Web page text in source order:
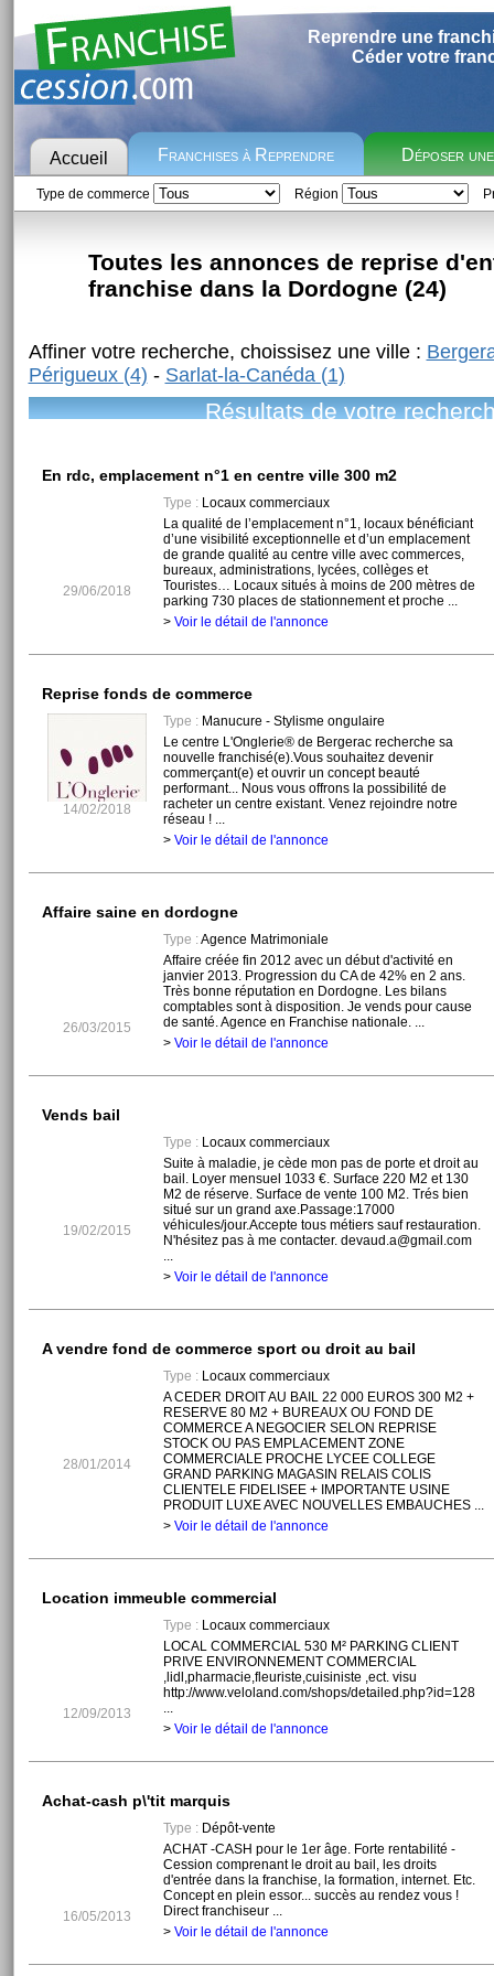
Reprendre une
Céder votre
Accueil Franchises à Reprendre Déposer
Type de commerce Région
Toutes les annonces de reprise
franchise dans la Dordogne (24)
Affiner votre recherche, choissisez une ville :
Périgueux (4) - Sarlat-la-Canéda (1)
Résultats de votre
En rdc, emplacement n°1 en centre ville 300 m2
29/06/2018
Type :Locaux commerciaux
La qualité de l’emplacement n°1, locaux bénéficiant
d’une visibilité exceptionnelle et d’un emplacement
de grande qualité au centre ville avec commerces,
bureaux, administrations, lycées, collèges et
Touristes… Locaux situés à moins de 200 mètres de
parking 730 places de stationnement et proche ...
> Voir le détail de l'annonce
Reprise fonds de commerce
14/02/2018
Type :Manucure - Stylisme ongulaire
Le centre L'Onglerie® de Bergerac recherche sa
nouvelle franchisé(e).Vous souhaitez devenir
commerçant(e) et ouvrir un concept beauté
performant... Nous vous offrons la possibilité de
racheter un centre existant. Venez rejoindre notre
réseau ! ...
> Voir le détail de l'annonce
Affaire saine en dordogne
26/03/2015
Type :Agence Matrimoniale
Affaire créée fin 2012 avec un début d'activité en
janvier 2013. Progression du CA de 42% en 2 ans.
Très bonne réputation en Dordogne. Les bilans
comptables sont à disposition. Je vends pour cause
de santé. Agence en Franchise nationale. ...
> Voir le détail de l'annonce
Vends bail
19/02/2015
Type :Locaux commerciaux
Suite à maladie, je cède mon pas de porte et droit au
bail. Loyer mensuel 1033 €. Surface 220 M2 et 130
M2 de réserve. Surface de vente 100 M2. Trés bien
situé sur un grand axe.Passage:17000
véhicules/jour.Accepte tous métiers sauf restauration.
N'hésitez pas à me contacter. devaud.a@gmail.com
...
> Voir le détail de l'annonce
A vendre fond de commerce sport ou droit au bail
28/01/2014
Type :Locaux commerciaux
A CEDER DROIT AU BAIL 22 000 EUROS 300 M2 +
RESERVE 80 M2 + BUREAUX OU FOND DE
COMMERCE A NEGOCIER SELON REPRISE
STOCK OU PAS EMPLACEMENT ZONE
COMMERCIALE PROCHE LYCEE COLLEGE
GRAND PARKING MAGASIN RELAIS COLIS
CLIENTELE FIDELISEE + IMPORTANTE USINE
PRODUIT LUXE AVEC NOUVELLES EMBAUCHES ...
> Voir le détail de l'annonce
Location immeuble commercial
12/09/2013
Type :Locaux commerciaux
LOCAL COMMERCIAL 530 M² PARKING CLIENT
PRIVE ENVIRONNEMENT COMMERCIAL
,lidl,pharmacie,fleuriste,cuisiniste ,ect. visu
http://www.veloland.com/shops/detailed.php?id=128
...
> Voir le détail de l'annonce
Achat-cash p\'tit marquis
16/05/2013
Type :Dépôt-vente
ACHAT -CASH pour le 1er âge. Forte rentabilité -
Cession comprenant le droit au bail, les droits
d'entrée dans la franchise, la formation, internet. Etc.
Concept en plein essor... succès au rendez vous !
Direct franchiseur ...
> Voir le détail de l'annonce